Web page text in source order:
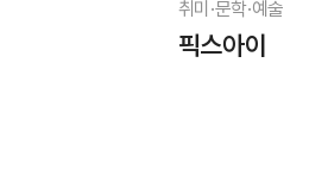
취미·문학·예술
픽스아이